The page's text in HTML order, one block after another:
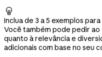

Inclua de 3 a 5 exemplos
Você também pode pedir ao
quanto à relevância e
adicionais com base no seu